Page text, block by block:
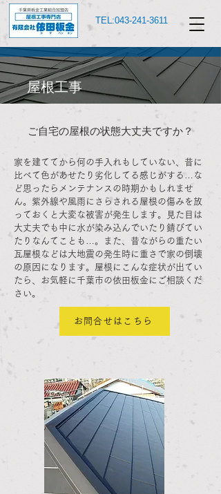
TEL:043-241-3611
​屋根工事
ご自宅の屋根の状態大丈夫ですか？
家を建ててから何の手入れもしていない、昔に
比べて色があせたり劣化してる感じがする…な
ど思ったらメンテナンスの時期かもしれませ
ん。紫外線や風雨にさらされる屋根の傷みを放
っておくと大変な被害が発生します。見た目は
大丈夫でも中に水が染み込んでいたり錆びてい
たりなんてことも…。また、昔ながらの重たい
瓦屋根などは大地震の発生時に重さで家の倒壊
の原因になります。屋根にこんな症状が出てい
たら、お気軽に千葉市の依田板金にご相談くだ
さい。
お問合せはこちら